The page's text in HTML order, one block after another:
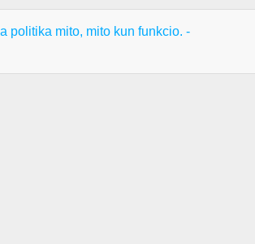
politika mito, mito kun funkcio. -